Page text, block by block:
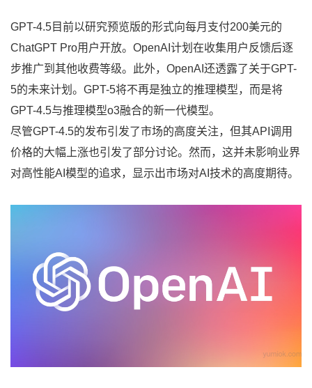
GPT-4.5目前以研究预览版的形式向每月支付200美元的
ChatGPT Pro用户开放。OpenAI计划在收集用户反馈后逐
步推广到其他收费等级。此外，OpenAI还透露了关于GPT-
5的未来计划。GPT-5将不再是独立的推理模型，而是将
GPT-4.5与推理模型o3融合的新一代模型。
尽管GPT-4.5的发布引发了市场的高度关注，但其API调用
价格的大幅上涨也引发了部分讨论。然而，这并未影响业界
对高性能AI模型的追求，显示出市场对AI技术的高度期待。